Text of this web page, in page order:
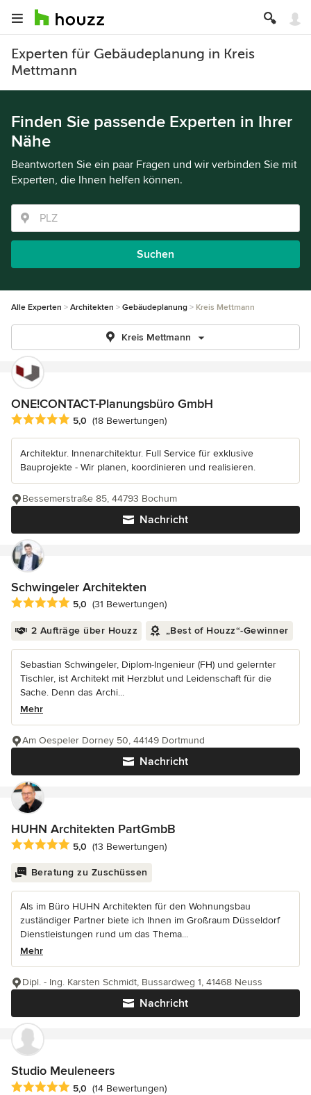
Experten für Gebäudeplanung in Kreis
Mettmann
Finden Sie passende Experten in Ihrer
Nähe
Beantworten Sie ein paar Fragen und wir verbinden Sie mit
Experten, die Ihnen helfen können.
Suchen
Alle Experten Architekten Gebäudeplanung Kreis Mettmann
Kreis Mettmann
ONE!CONTACT-Planungsbüro GmbH
Durchschnittliche Bewertung: 5 von 5 Sternen
5,0 (18 Bewertungen)
Architektur. Innenarchitektur. Full Service für exklusive
Bauprojekte - Wir planen, koordinieren und realisieren.
Nachricht
Bessemerstraße 85, 44793 Bochum
Schwingeler Architekten
Durchschnittliche Bewertung: 5 von 5 Sternen
5,0 (31 Bewertungen)
2 Aufträge über Houzz „Best of Houzz“-Gewinner
Sebastian Schwingeler, Diplom-Ingenieur (FH) und gelernter
Tischler, ist Architekt mit Herzblut und Leidenschaft für die
Sache. Denn das Archi...
Mehr
Nachricht
Am Oespeler Dorney 50, 44149 Dortmund
HUHN Architekten PartGmbB
Durchschnittliche Bewertung: 5 von 5 Sternen
5,0 (13 Bewertungen)
Beratung zu Zuschüssen
Als im Büro HUHN Architekten für den Wohnungsbau
zuständiger Partner biete ich Ihnen im Großraum Düsseldorf
Dienstleistungen rund um das Thema...
Mehr
Nachricht
Dipl. - Ing. Karsten Schmidt, Bussardweg 1, 41468 Neuss
Studio Meuleneers
Durchschnittliche Bewertung: 5 von 5 Sternen
5,0 (14 Bewertungen)